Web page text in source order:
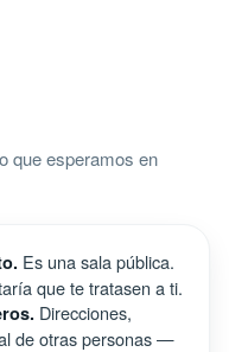
que esperamos en
Es una sala pública.
que te tratasen a ti.
Direcciones,
de otras personas —